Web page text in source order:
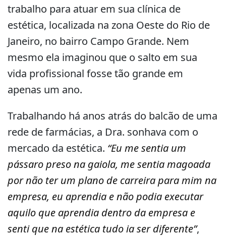
trabalho para atuar em sua clínica de
estética, localizada na zona Oeste do Rio de
Janeiro, no bairro Campo Grande. Nem
mesmo ela imaginou que o salto em sua
vida profissional fosse tão grande em
apenas um ano.
Trabalhando há anos atrás do balcão de uma
rede de farmácias, a Dra. sonhava com o
mercado da estética. “Eu me sentia um
pássaro preso na gaiola, me sentia magoada
por não ter um plano de carreira para mim na
empresa, eu aprendia e não podia executar
aquilo que aprendia dentro da empresa e
senti que na estética tudo ia ser diferente”,